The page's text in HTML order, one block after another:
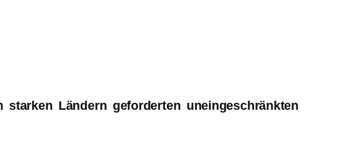
Ländern geforderten uneingeschränkten